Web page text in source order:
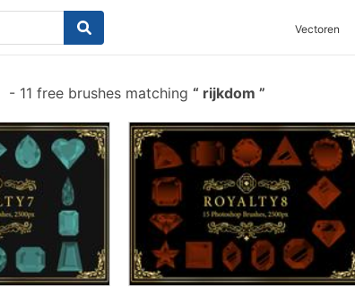
Vectoren
- 11 free brushes matching rijkdom